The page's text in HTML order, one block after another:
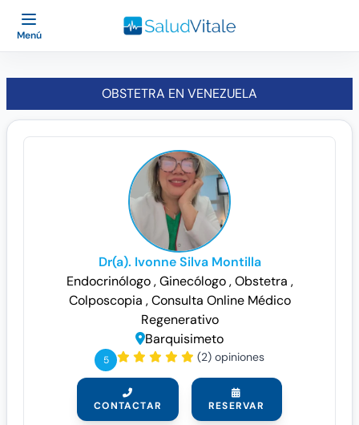
Menú
OBSTETRA EN VENEZUELA
Dr(a). Ivonne Silva Montilla
Endocrinólogo, Ginecólogo, Obstetra ,
Colposcopia , Consulta Online Médico
Regenerativo
Barquisimeto
5 (2) opiniones
CONTACTAR RESERVAR